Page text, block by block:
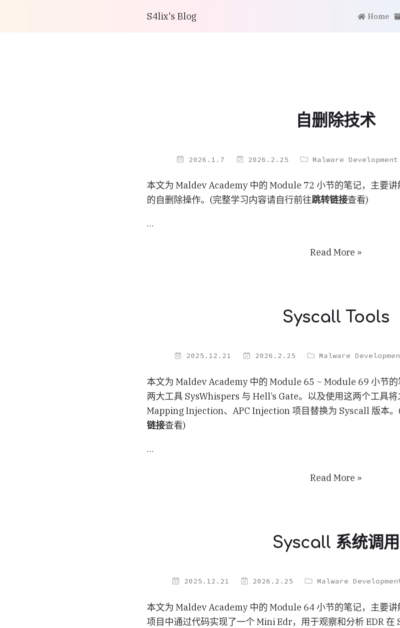
S4lix's Blog Home
自删除技术
2026.1.7 2026.2.25 Malware Development
本文为 Maldev Academy 中的 Module 72 小节的笔记，主要
的自删除操作。(完整学习内容请自行前往跳转链接查看)
…
Read More »
Syscall Tools
2025.12.21 2026.2.25 Malware
本文为 Maldev Academy 中的 Module 65 ~ Module 69 小节
两大工具 SysWhispers 与 Hell’s Gate。以及使用这两个工具
Mapping Injection、APC Injection 项目替换为 Syscall 版本。
链接查看)
…
Read More »
Syscall 系统调用
2025.12.21 2026.2.25 Malware
本文为 Maldev Academy 中的 Module 64 小节的笔记，主要
项目中通过代码实现了一个 Mini Edr，用于观察和分析 EDR